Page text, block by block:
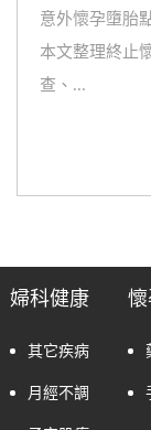
意外懷孕墮胎
本文整理終止
查、...
婦科健康
其它疾病
月經不調